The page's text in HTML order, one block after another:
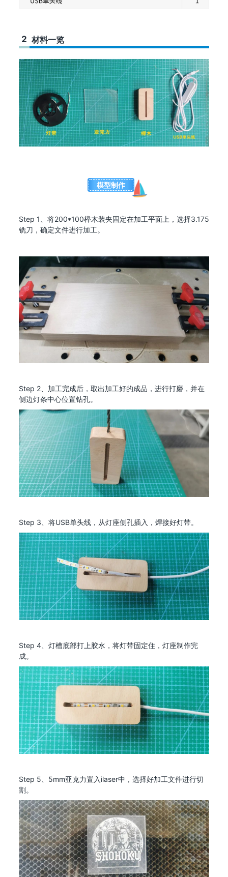
2 材料一览
模型制作
Step 1、将200*100榉木装夹固定在加工平面上，选择3.175
铣刀，确定文件进行加工。
Step 2、加工完成后，取出加工好的成品，进行打磨，并在
侧边灯条中心位置钻孔。
Step 3、将USB单头线，从灯座侧孔插入，焊接好灯带。
Step 4、灯槽底部打上胶水，将灯带固定住，灯座制作完
成。
Step 5、5mm亚克力置入ilaser中，选择好加工文件进行切
割。